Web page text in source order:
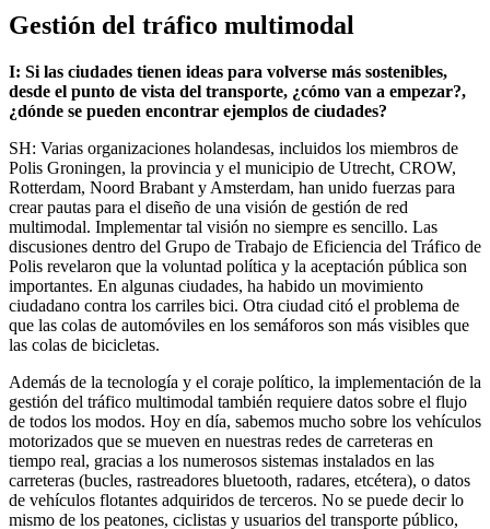
Gestión del tráfico multimodal
I: Si las ciudades tienen ideas para volverse más sostenibles,
desde el punto de vista del transporte, ¿cómo van a empezar?,
¿dónde se pueden encontrar ejemplos de ciudades?
SH: Varias organizaciones holandesas, incluidos los miembros de
Polis Groningen, la provincia y el municipio de Utrecht, CROW,
Rotterdam, Noord Brabant y Amsterdam, han unido fuerzas para
crear pautas para el diseño de una visión de gestión de red
multimodal. Implementar tal visión no siempre es sencillo. Las
discusiones dentro del Grupo de Trabajo de Eficiencia del Tráfico de
Polis revelaron que la voluntad política y la aceptación pública son
importantes. En algunas ciudades, ha habido un movimiento
ciudadano contra los carriles bici. Otra ciudad citó el problema de
que las colas de automóviles en los semáforos son más visibles que
las colas de bicicletas.
Además de la tecnología y el coraje político, la implementación de la
gestión del tráfico multimodal también requiere datos sobre el flujo
de todos los modos. Hoy en día, sabemos mucho sobre los vehículos
motorizados que se mueven en nuestras redes de carreteras en
tiempo real, gracias a los numerosos sistemas instalados en las
carreteras (bucles, rastreadores bluetooth, radares, etcétera), o datos
de vehículos flotantes adquiridos de terceros. No se puede decir lo
mismo de los peatones, ciclistas y usuarios del transporte público,